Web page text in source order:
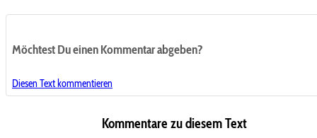
Möchtest Du einen Kommentar abgeben?
Diesen Text kommentieren
Kommentare zu diesem Text